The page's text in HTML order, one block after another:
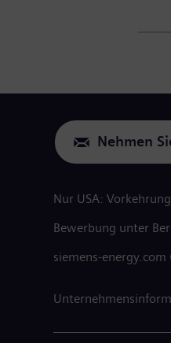
Nehmen
Nur USA:
Bewerbung unter
siemens-energy.com